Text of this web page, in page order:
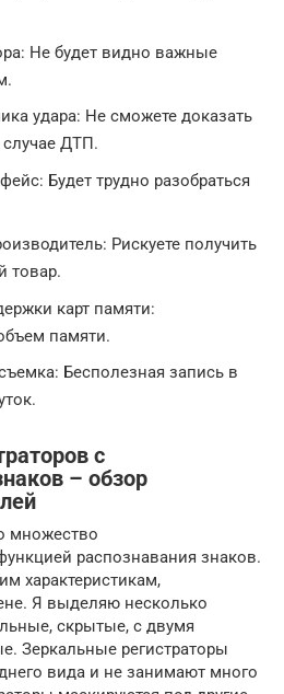
Не будет видно важные
удара: Не сможете доказать
ДТП.
Будет трудно разобраться
Рискуете получить
товар.
карт памяти:
памяти.
Бесполезная запись в
с
– обзор
множество
распознавания знаков.
характеристикам,
Я выделяю несколько
скрытые, с двумя
Зеркальные регистраторы
вида и не занимают много